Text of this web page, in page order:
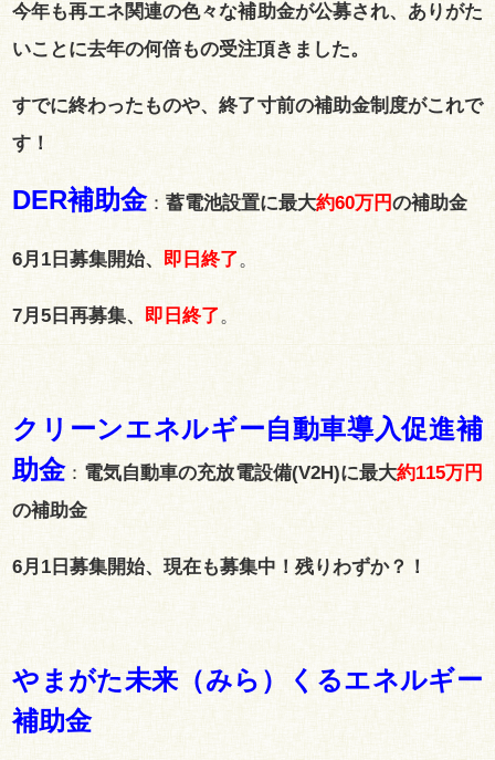
今年も再エネ関連の色々な補助金が公募され、ありがた
いことに去年の何倍もの受注頂きました。
すでに終わったものや、終了寸前の補助金制度がこれで
す！
DER補助金：蓄電池設置に最大約60万円の補助金
6月1日募集開始、 即日終了。
7月5日再募集、 即日終了。
クリーンエネルギー自動車導入促進補
助金： 電気自動車の充放電設備(V2H)に最大約115万円
の補助金
6月1日募集開始、現在も募集中！残りわずか？！
やまがた未来（みら）くるエネルギー
補助金